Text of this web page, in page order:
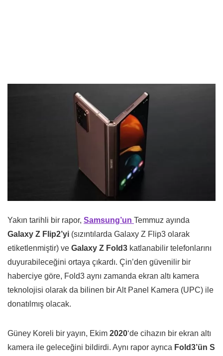
Yakın tarihli bir rapor, Samsung’un Temmuz ayında
Galaxy Z Flip2’yi (sızıntılarda Galaxy Z Flip3 olarak
etiketlenmiştir) ve Galaxy Z Fold3 katlanabilir telefonlarını
duyurabileceğini ortaya çıkardı. Çin’den güvenilir bir
haberciye göre, Fold3 aynı zamanda ekran altı kamera
teknolojisi olarak da bilinen bir Alt Panel Kamera (UPC) ile
donatılmış olacak.
Güney Koreli bir yayın, Ekim 2020‘de cihazın bir ekran altı
kamera ile geleceğini bildirdi. Aynı rapor ayrıca Fold3’ün S